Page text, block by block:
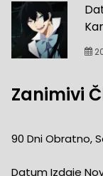
Zanimivi
90 Dni Obratno,
Datum Izdaje